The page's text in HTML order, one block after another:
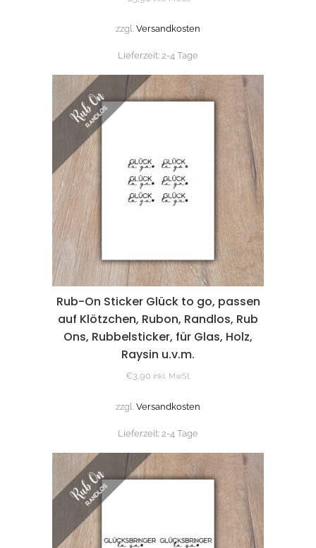
zzgl. Versandkosten
Lieferzeit: 2-4 Tage
Rub-On Sticker Glück to go, passen
auf Klötzchen, Rubon, Randlos, Rub
Ons, Rubbelsticker, für Glas, Holz,
Raysin u.v.m.
€3,90 inkl. MwSt.
zzgl. Versandkosten
Lieferzeit: 2-4 Tage